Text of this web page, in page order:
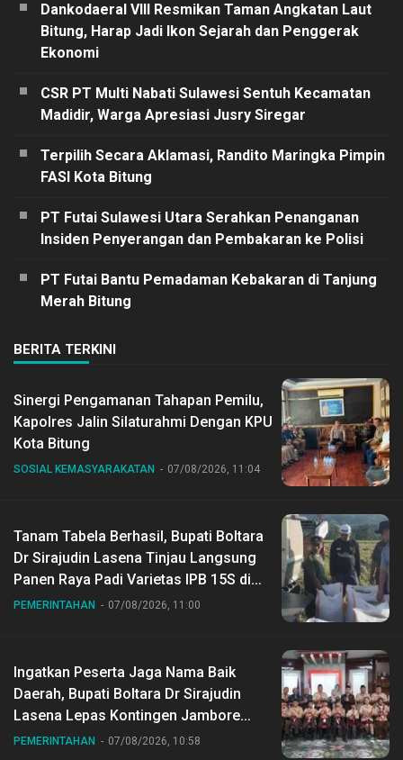
Dankodaeral VIII Resmikan Taman Angkatan Laut
Bitung, Harap Jadi Ikon Sejarah dan Penggerak
Ekonomi
CSR PT Multi Nabati Sulawesi Sentuh Kecamatan
Madidir, Warga Apresiasi Jusry Siregar
Terpilih Secara Aklamasi, Randito Maringka Pimpin
FASI Kota Bitung
PT Futai Sulawesi Utara Serahkan Penanganan
Insiden Penyerangan dan Pembakaran ke Polisi
PT Futai Bantu Pemadaman Kebakaran di Tanjung
Merah Bitung
BERITA TERKINI
Sinergi Pengamanan Tahapan Pemilu,
Kapolres Jalin Silaturahmi Dengan KPU
Kota Bitung
SOSIAL KEMASYARAKATAN 07/08/2026, 11:04
Tanam Tabela Berhasil, Bupati Boltara
Dr Sirajudin Lasena Tinjau Langsung
Panen Raya Padi Varietas IPB 15S di
Desa Gihang
PEMERINTAHAN 07/08/2026, 11:00
Ingatkan Peserta Jaga Nama Baik
Daerah, Bupati Boltara Dr Sirajudin
Lasena Lepas Kontingen Jambore
Nasional ke XII di Buperta Cibubur
PEMERINTAHAN 07/08/2026, 10:58